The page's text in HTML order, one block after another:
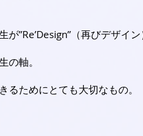
”Re’Design”（再びデザイン
の軸。
るためにとても大切なもの。